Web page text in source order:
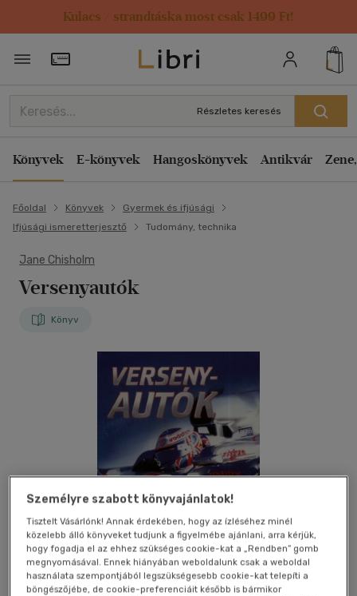
Kulacs / strandtáska most csak 1499 Ft!
Törzsvásárlói Kártya adatai
Részletes keresés
Könyvek E-könyvek Hangoskönyvek Antikvár
Főoldal Könyvek
Gyermek és ifjúsági
Ifjúsági ismeretterjesztő
Tudomány, technika
Jane Chisholm
Versenyautók
Könyv
Személyre szabott könyvajánlatok!
Tisztelt Vásárlónk! Annak érdekében, hogy az ízléséhez minél
közelebb álló könyveket tudjunk a figyelmébe ajánlani, arra kérjük,
hogy fogadja el az ehhez szükséges cookie-kat a „Rendben” gomb
megnyomásával. Ennek hiányában weboldalunk csak a weboldal
használata szempontjából legszükségesebb cookie-kat telepíti a
böngészőjébe, de cookie-preferenciáit később is bármikor